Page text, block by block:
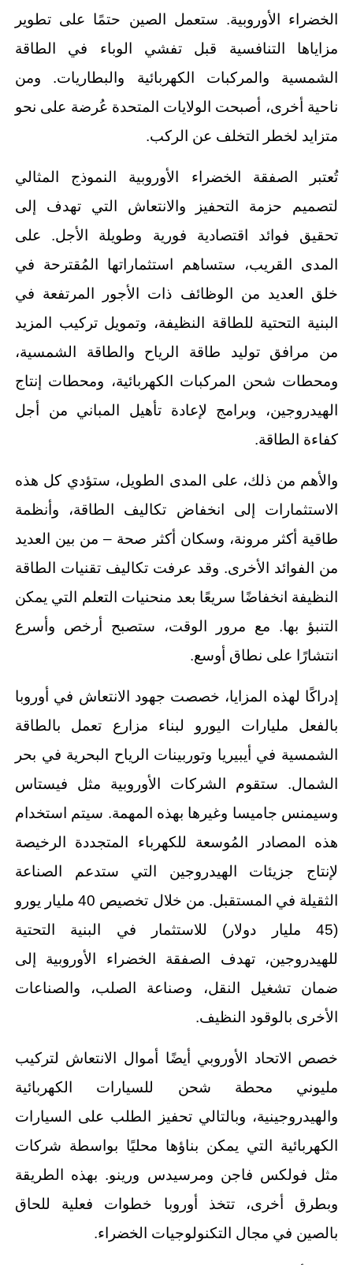
الخضراء الأوروبية. ستعمل الصين حتمًا على تطوير
مزاياها التنافسية قبل تفشي الوباء في الطاقة
الشمسية والمركبات الكهربائية والبطاريات. ومن
ناحية أخرى، أصبحت الولايات المتحدة عُرضة على نحو
متزايد لخطر التخلف عن الركب.
تُعتبر الصفقة الخضراء الأوروبية النموذج المثالي
لتصميم حزمة التحفيز والانتعاش التي تهدف إلى
تحقيق فوائد اقتصادية فورية وطويلة الأجل. على
المدى القريب، ستساهم استثماراتها المُقترحة في
خلق العديد من الوظائف ذات الأجور المرتفعة في
البنية التحتية للطاقة النظيفة، وتمويل تركيب المزيد
من مرافق توليد طاقة الرياح والطاقة الشمسية،
ومحطات شحن المركبات الكهربائية، ومحطات إنتاج
الهيدروجين، وبرامج لإعادة تأهيل المباني من أجل
كفاءة الطاقة.
والأهم من ذلك، على المدى الطويل، ستؤدي كل هذه
الاستثمارات إلى انخفاض تكاليف الطاقة، وأنظمة
طاقية أكثر مرونة، وسكان أكثر صحة – من بين العديد
من الفوائد الأخرى. وقد عرفت تكاليف تقنيات الطاقة
النظيفة انخفاضًا سريعًا بعد منحنيات التعلم التي يمكن
التنبؤ بها. مع مرور الوقت، ستصبح أرخص وأسرع
انتشارًا على نطاق أوسع.
إدراكًا لهذه المزايا، خصصت جهود الانتعاش في أوروبا
بالفعل مليارات اليورو لبناء مزارع تعمل بالطاقة
الشمسية في أيبيريا وتوربينات الرياح البحرية في بحر
الشمال. ستقوم الشركات الأوروبية مثل فيستاس
وسيمنس جاميسا وغيرها بهذه المهمة. سيتم استخدام
هذه المصادر المُوسعة للكهرباء المتجددة الرخيصة
لإنتاج جزيئات الهيدروجين التي ستدعم الصناعة
الثقيلة في المستقبل. من خلال تخصيص 40 مليار يورو
(45 مليار دولار) للاستثمار في البنية التحتية
للهيدروجين، تهدف الصفقة الخضراء الأوروبية إلى
ضمان تشغيل النقل، وصناعة الصلب، والصناعات
الأخرى بالوقود النظيف.
خصص الاتحاد الأوروبي أيضًا أموال الانتعاش لتركيب
مليوني محطة شحن للسيارات الكهربائية
والهيدروجينية، وبالتالي تحفيز الطلب على السيارات
الكهربائية التي يمكن بناؤها محليًا بواسطة شركات
مثل فولكس فاجن ومرسيدس ورينو. بهذه الطريقة
وبطرق أخرى، تتخذ أوروبا خطوات فعلية للحاق
بالصين في مجال التكنولوجيات الخضراء.